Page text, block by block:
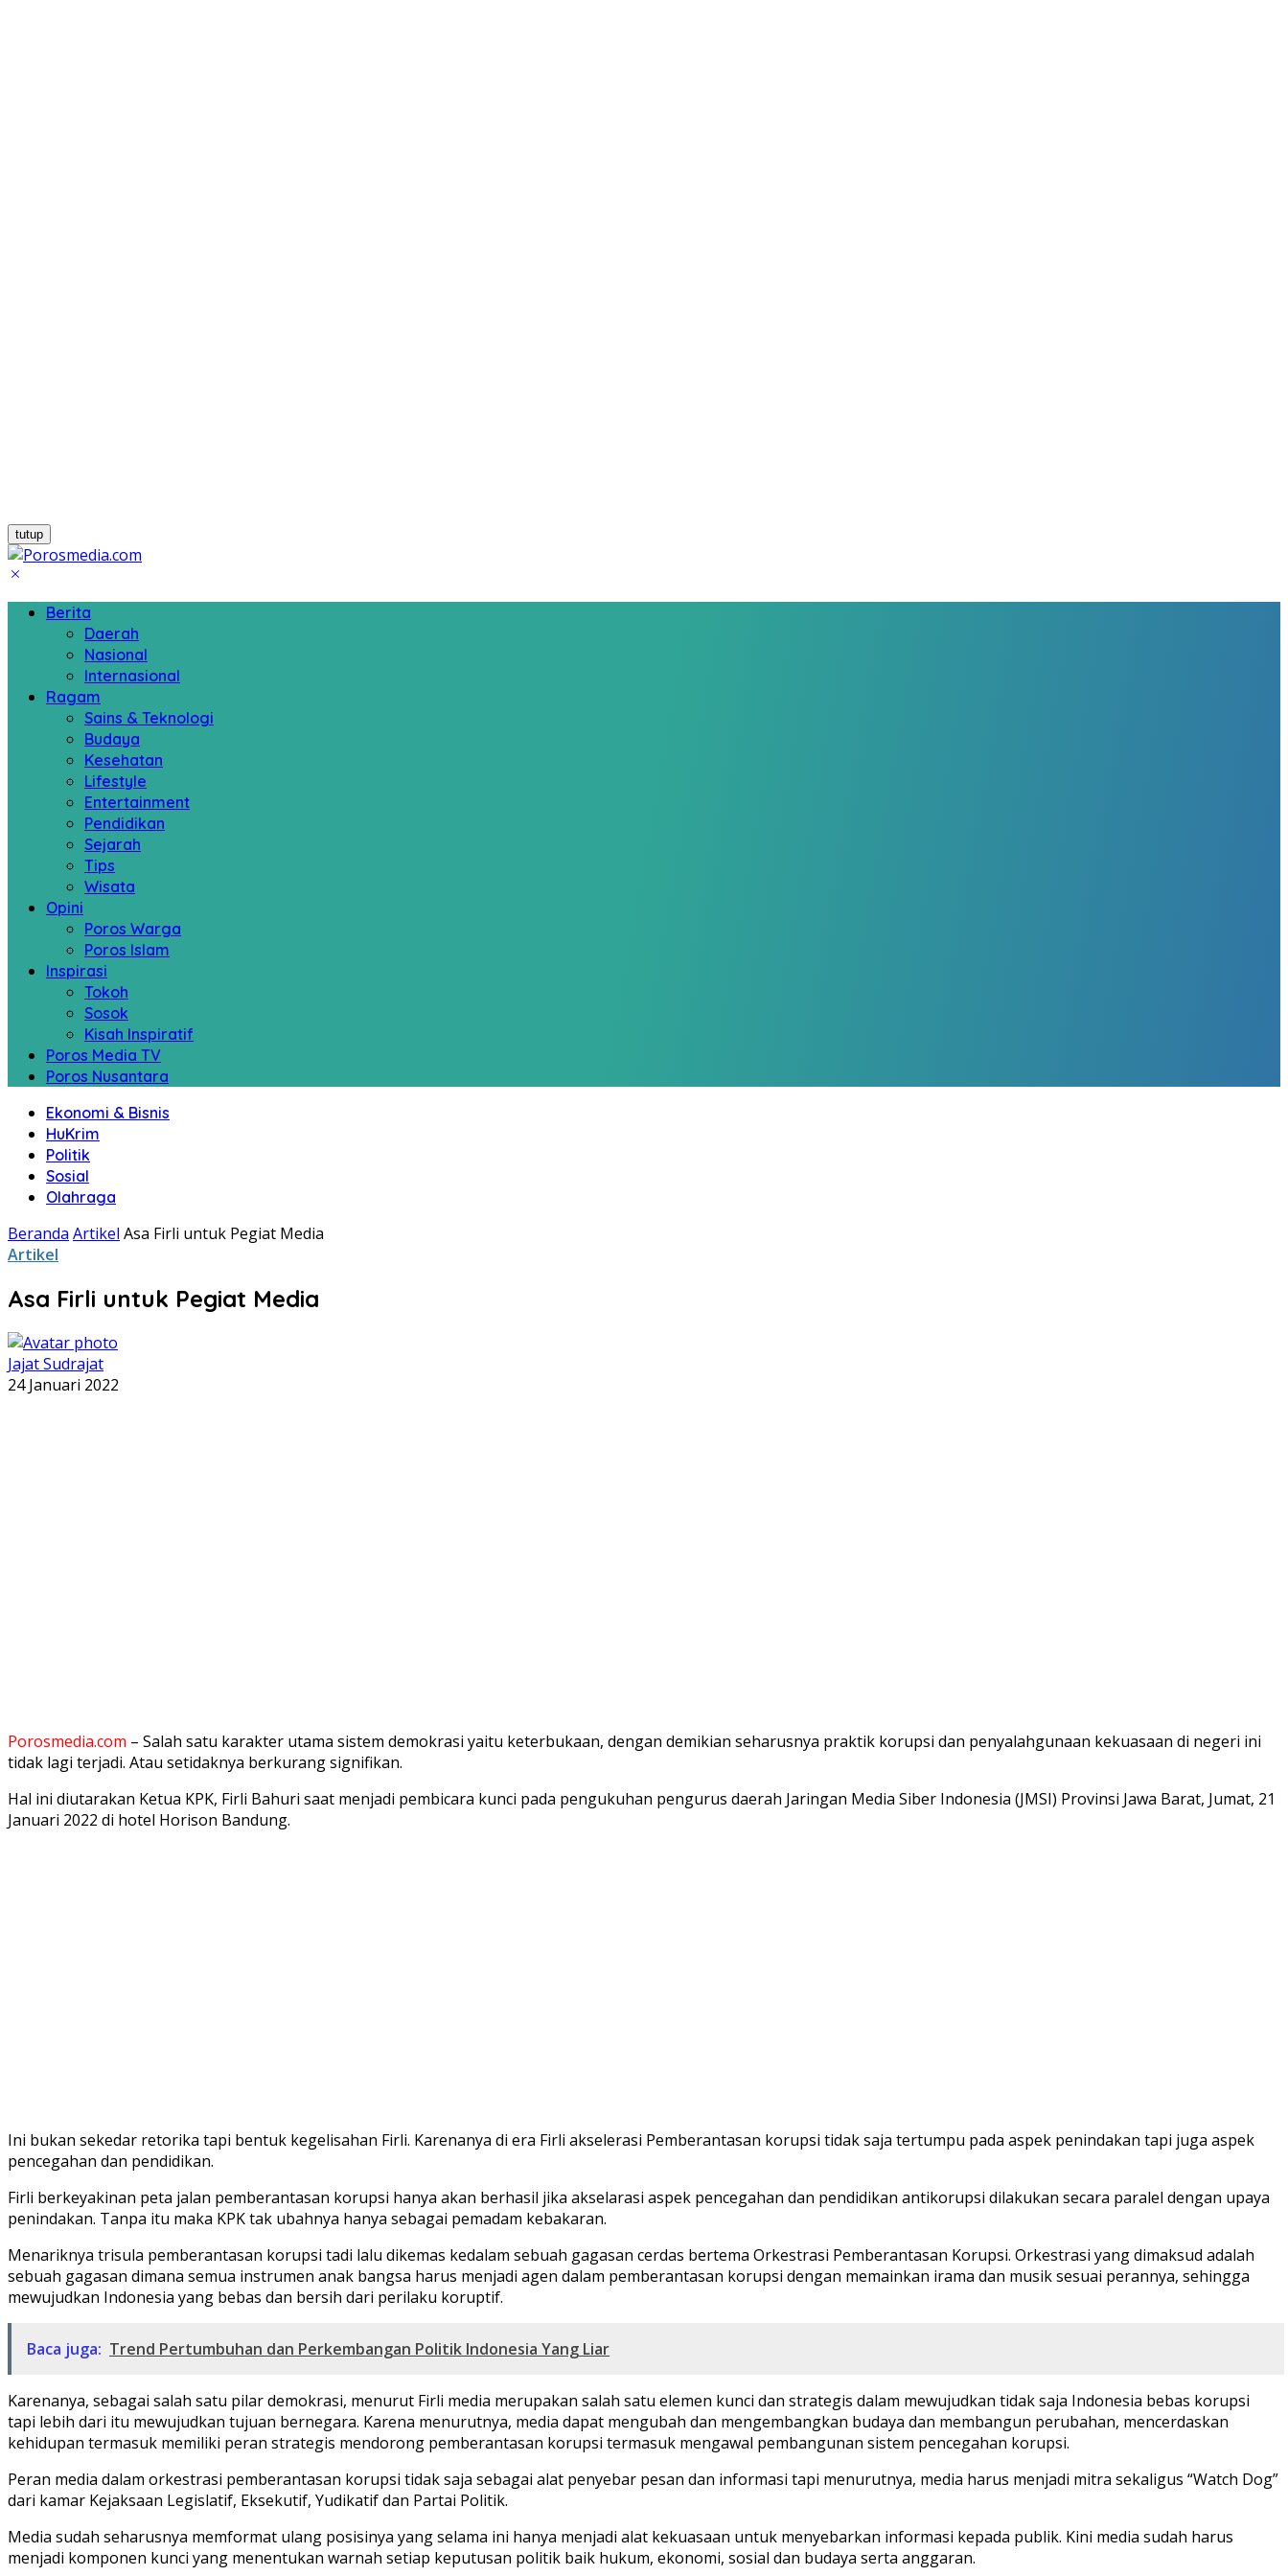
tutup
Berita
Daerah
Nasional
Internasional
Ragam
Sains & Teknologi
Budaya
Kesehatan
Lifestyle
Entertainment
Pendidikan
Sejarah
Tips
Wisata
Opini
Poros Warga
Poros Islam
Inspirasi
Tokoh
Sosok
Kisah Inspiratif
Poros Media TV
Poros Nusantara
Ekonomi & Bisnis
HuKrim
Politik
Sosial
Olahraga
Beranda Artikel Asa Firli untuk Pegiat Media
Artikel
Asa Firli untuk Pegiat Media
Jajat Sudrajat
24 Januari 2022
Porosmedia.com – Salah satu karakter utama sistem demokrasi yaitu keterbukaan, dengan demikian seharusnya praktik korupsi dan penyalahgunaan kekuasaan di negeri ini
tidak lagi terjadi. Atau setidaknya berkurang signifikan.
Hal ini diutarakan Ketua KPK, Firli Bahuri saat menjadi pembicara kunci pada pengukuhan pengurus daerah Jaringan Media Siber Indonesia (JMSI) Provinsi Jawa Barat, Jumat, 21
Januari 2022 di hotel Horison Bandung.
Ini bukan sekedar retorika tapi bentuk kegelisahan Firli. Karenanya di era Firli akselerasi Pemberantasan korupsi tidak saja tertumpu pada aspek penindakan tapi juga aspek
pencegahan dan pendidikan.
Firli berkeyakinan peta jalan pemberantasan korupsi hanya akan berhasil jika akselarasi aspek pencegahan dan pendidikan antikorupsi dilakukan secara paralel dengan upaya
penindakan. Tanpa itu maka KPK tak ubahnya hanya sebagai pemadam kebakaran.
Menariknya trisula pemberantasan korupsi tadi lalu dikemas kedalam sebuah gagasan cerdas bertema Orkestrasi Pemberantasan Korupsi. Orkestrasi yang dimaksud adalah
sebuah gagasan dimana semua instrumen anak bangsa harus menjadi agen dalam pemberantasan korupsi dengan memainkan irama dan musik sesuai perannya, sehingga
mewujudkan Indonesia yang bebas dan bersih dari perilaku koruptif.
Baca juga: Trend Pertumbuhan dan Perkembangan Politik Indonesia Yang Liar
Karenanya, sebagai salah satu pilar demokrasi, menurut Firli media merupakan salah satu elemen kunci dan strategis dalam mewujudkan tidak saja Indonesia bebas korupsi
tapi lebih dari itu mewujudkan tujuan bernegara. Karena menurutnya, media dapat mengubah dan mengembangkan budaya dan membangun perubahan, mencerdaskan
kehidupan termasuk memiliki peran strategis mendorong pemberantasan korupsi termasuk mengawal pembangunan sistem pencegahan korupsi.
Peran media dalam orkestrasi pemberantasan korupsi tidak saja sebagai alat penyebar pesan dan informasi tapi menurutnya, media harus menjadi mitra sekaligus “Watch Dog”
dari kamar Kejaksaan Legislatif, Eksekutif, Yudikatif dan Partai Politik.
Media sudah seharusnya memformat ulang posisinya yang selama ini hanya menjadi alat kekuasaan untuk menyebarkan informasi kepada publik. Kini media sudah harus
menjadi komponen kunci yang menentukan warnah setiap keputusan politik baik hukum, ekonomi, sosial dan budaya serta anggaran.